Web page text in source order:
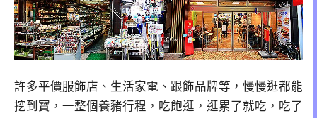
許多平價服飾店、生活家電、跟飾品牌等，慢慢逛都能
挖到寶，一整個養豬行程，吃飽逛，逛累了就吃，吃了